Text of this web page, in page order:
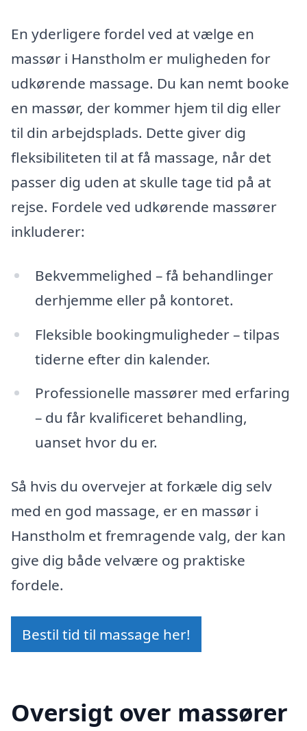
En yderligere fordel ved at vælge en
massør i Hanstholm er muligheden for
udkørende massage. Du kan nemt booke
en massør, der kommer hjem til dig eller
til din arbejdsplads. Dette giver dig
fleksibiliteten til at få massage, når det
passer dig uden at skulle tage tid på at
rejse. Fordele ved udkørende massører
inkluderer:
Bekvemmelighed – få behandlinger
derhjemme eller på kontoret.
Fleksible bookingmuligheder – tilpas
tiderne efter din kalender.
Professionelle massører med erfaring
– du får kvalificeret behandling,
uanset hvor du er.
Så hvis du overvejer at forkæle dig selv
med en god massage, er en massør i
Hanstholm et fremragende valg, der kan
give dig både velvære og praktiske
fordele.
Bestil tid til massage her!
Oversigt over massører